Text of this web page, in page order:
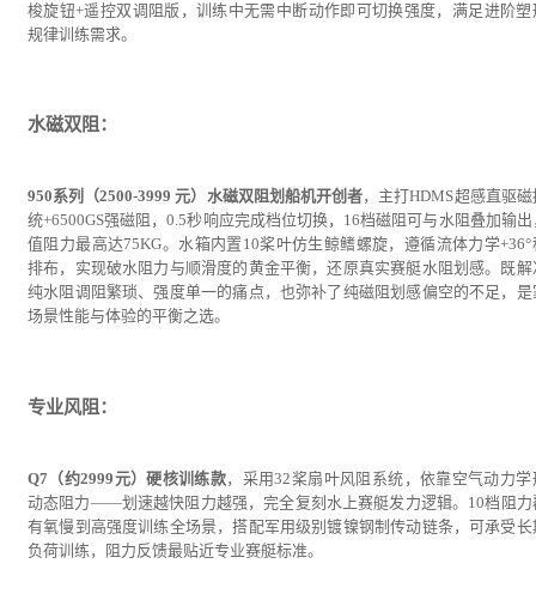
梭旋钮+遥控双调阻版，训练中无需中断动作即可切换强度，满足进阶塑
规律训练需求。
水磁双阻：
950系列（2500-3999 元）水磁双阻划船机开创者，主打HDMS超感直驱
统+6500GS强磁阻，0.5秒响应完成档位切换，16档磁阻可与水阻叠加输出
值阻力最高达75KG。水箱内置10桨叶仿生鲸鳍螺旋，遵循流体力学+36°
排布，实现破水阻力与顺滑度的黄金平衡，还原真实赛艇水阻划感。既解
纯水阻调阻繁琐、强度单一的痛点，也弥补了纯磁阻划感偏空的不足，是
场景性能与体验的平衡之选。
专业风阻：
Q7（约2999元）硬核训练款，采用32桨扇叶风阻系统，依靠空气动力学
动态阻力——划速越快阻力越强，完全复刻水上赛艇发力逻辑。10档阻力
有氧慢到高强度训练全场景，搭配军用级别镀镍钢制传动链条，可承受长
负荷训练，阻力反馈最贴近专业赛艇标准。